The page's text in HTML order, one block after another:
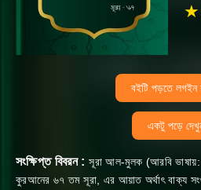
★
বইটি পড়তে
একটু পড়ে
সংক্ষিপ্ত বিবরন : সূরা আল-মুলক (আরবি ভাষায়: الملك) মুসলমানদের ধর্মীয় গ্রন্থ
কুরআনের ৬৭ তম সূরা, এর আয়াত অর্থাৎ বাক্য